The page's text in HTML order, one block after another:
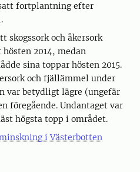
fortplantning efter
skogssork och åkersork
2014, medan
sina toppar hösten 2015.
och fjällämmel under
var betydligt lägre (ungefär
föregående. Undantaget var
högsta topp i området.
i Västerbotten